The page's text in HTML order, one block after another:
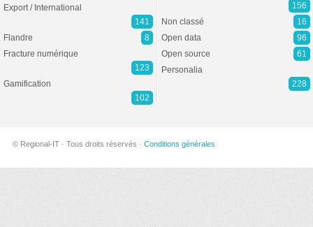
Export / International
141
Flandre
8
Fracture numérique
123
Gamification
102
156
Non classé
16
Open data
96
Open source
61
Personalia
228
© Regional-IT · Tous droits réservés · Conditions générales